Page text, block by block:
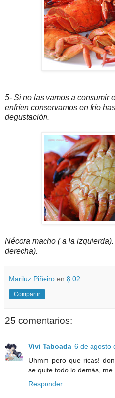
5- Si no las vamos a consumir
enfríen conservamos en frío
degustación.
Nécora macho ( a la
derecha).
Mariluz Piñeiro en 8:02
Compartir
25 comentarios:
Vivi Taboada 6 de agosto
Uhmm pero que ricas!
se quite todo lo demás, me
Responder